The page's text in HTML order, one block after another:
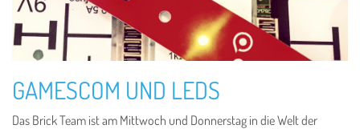
GAMESCOM UND LEDS
Das Brick Team ist am Mittwoch und Donnerstag in die Welt der